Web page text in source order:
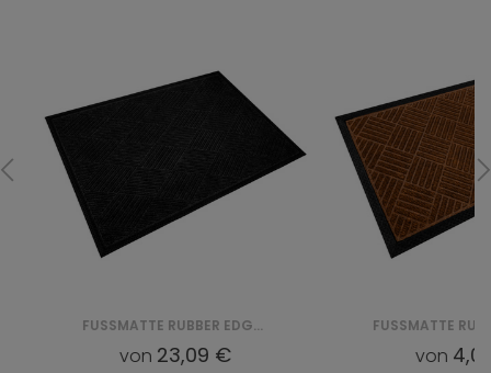
FUSSMATTE RUBBER EDGE CKGPPM03 GREY
von23,09 € von4,05